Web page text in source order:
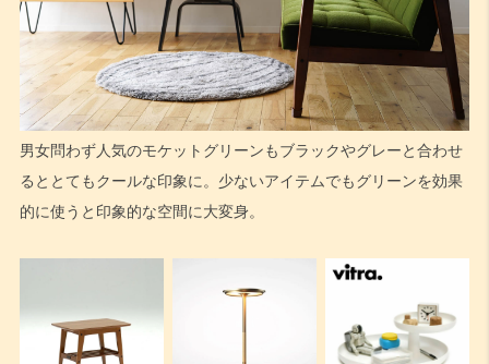
男女問わず人気のモケットグリーンもブラックやグレーと合わせ
るととてもクールな印象に。少ないアイテムでもグリーンを効果
的に使うと印象的な空間に大変身。